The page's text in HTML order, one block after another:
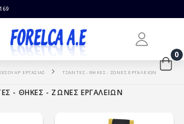
0
ΕΡΓΑΣΙΑΣ ΤΣΑΝΤΕΣ - ΘΗΚΕΣ - ΖΩΝΕΣ ΕΡΓΑΛΕΙΩΝ
- ΘΗΚΕΣ - ΖΩΝΕΣ ΕΡΓΑΛΕΙΩΝ